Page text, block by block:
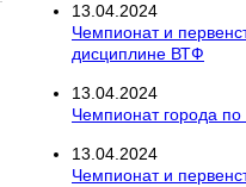
13.04.2024
Чемпионат и
дисциплине ВТФ
13.04.2024
Чемпионат города по
13.04.2024
Чемпионат и